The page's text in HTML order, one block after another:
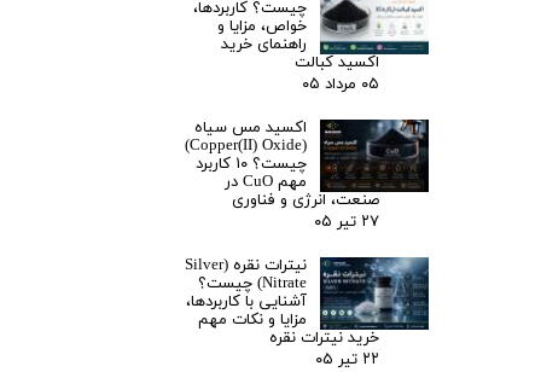
چیست؟ کاربردها،
خواص، مزایا و
راهنمای خرید
اکسید کبالت
۰۵ مرداد ۰۵
اکسید مس سیاه
(Copper(II) Oxide)
چیست؟ ۱۰ کاربرد
مهم CuO در
صنعت، انرژی و فناوری
۲۷ تیر ۰۵
نیترات نقره (Silver
Nitrate) چیست؟
آشنایی با کاربردها،
مزایا و نکات مهم
خرید نیترات نقره
۲۲ تیر ۰۵